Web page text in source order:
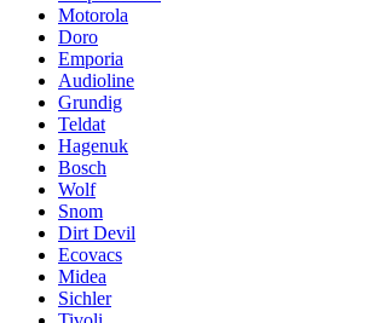
Motorola
Doro
Emporia
Audioline
Grundig
Teldat
Hagenuk
Bosch
Wolf
Snom
Dirt Devil
Ecovacs
Midea
Sichler